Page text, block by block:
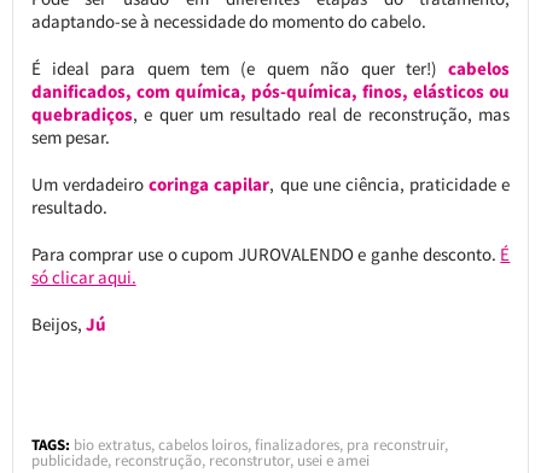
adaptando-se à necessidade do momento do cabelo.
É ideal para quem tem (e quem não quer ter!)cabelos
danificados, com química, pós-química, finos, elásticos ou
quebradiços, e quer um resultado real de reconstrução, mas
sem pesar.
Um verdadeirocoringa capilar, que une ciência, praticidade e
resultado.
Para comprar use o cupom JUROVALENDO e ganhe desconto. É
só clicar aqui.
Beijos, Jú
TAGS: bio extratus,cabelos loiros,finalizadores, pra reconstruir,
publicidade, reconstrução, reconstrutor, usei e amei